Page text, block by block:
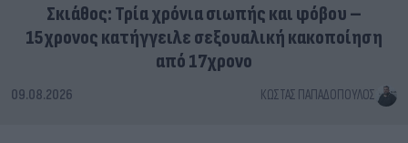
Σκιάθος: Τρία χρόνια σιωπής και φόβου –
15χρονος κατήγγειλε σεξουαλική κακοποίηση
από 17χρονο
09.08.2026 ΚΏΣΤΑΣ ΠΑΠΑΔΌΠΟΥΛΟΣ